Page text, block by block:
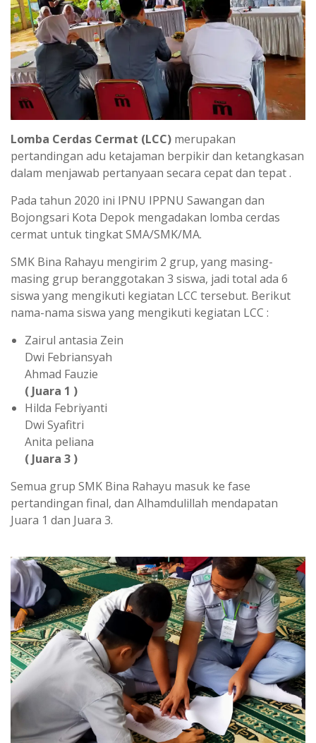
Lomba Cerdas Cermat (LCC) merupakan
pertandingan adu ketajaman berpikir dan ketangkasan
dalam menjawab pertanyaan secara cepat dan tepat .
Pada tahun 2020 ini IPNU IPPNU Sawangan dan
Bojongsari Kota Depok mengadakan lomba cerdas
cermat untuk tingkat SMA/SMK/MA.
SMK Bina Rahayu mengirim 2 grup, yang masing-
masing grup beranggotakan 3 siswa, jadi total ada 6
siswa yang mengikuti kegiatan LCC tersebut. Berikut
nama-nama siswa yang mengikuti kegiatan LCC :
Zairul antasia Zein
Dwi Febriansyah
Ahmad Fauzie
( Juara 1 )
Hilda Febriyanti
Dwi Syafitri
Anita peliana
( Juara 3 )
Semua grup SMK Bina Rahayu masuk ke fase
pertandingan final, dan Alhamdulillah mendapatan
Juara 1 dan Juara 3.